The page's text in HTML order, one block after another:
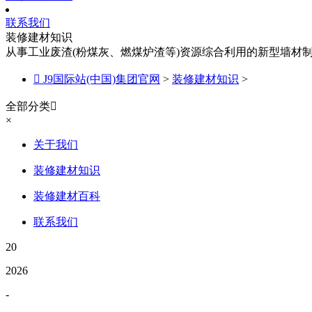
联系我们
装修建材知识
从事工业废渣(粉煤灰、燃煤炉渣等)资源综合利用的新型墙材
 J9国际站(中国)集团官网 > 装修建材知识 >
全部分类
×
关于我们
装修建材知识
装修建材百科
联系我们
20
2026
-